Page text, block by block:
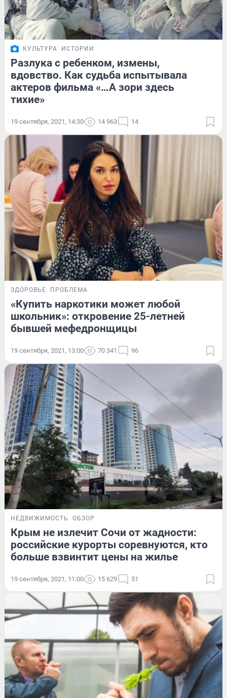
КУЛЬТУРА ИСТОРИИ
Разлука с ребенком, измены,
вдовство. Как судьба испытывала
актеров фильма «…А зори здесь
тихие»
19 сентября, 2021, 14:30 14 963 14
ЗДОРОВЬЕ ПРОБЛЕМА
«Купить наркотики может любой
школьник»: откровение 25-летней
бывшей мефедронщицы
19 сентября, 2021, 13:00 70 341 96
НЕДВИЖИМОСТЬ ОБЗОР
Крым не излечит Сочи от жадности:
российские курорты соревнуются, кто
больше взвинтит цены на жилье
19 сентября, 2021, 11:00 15 629 51